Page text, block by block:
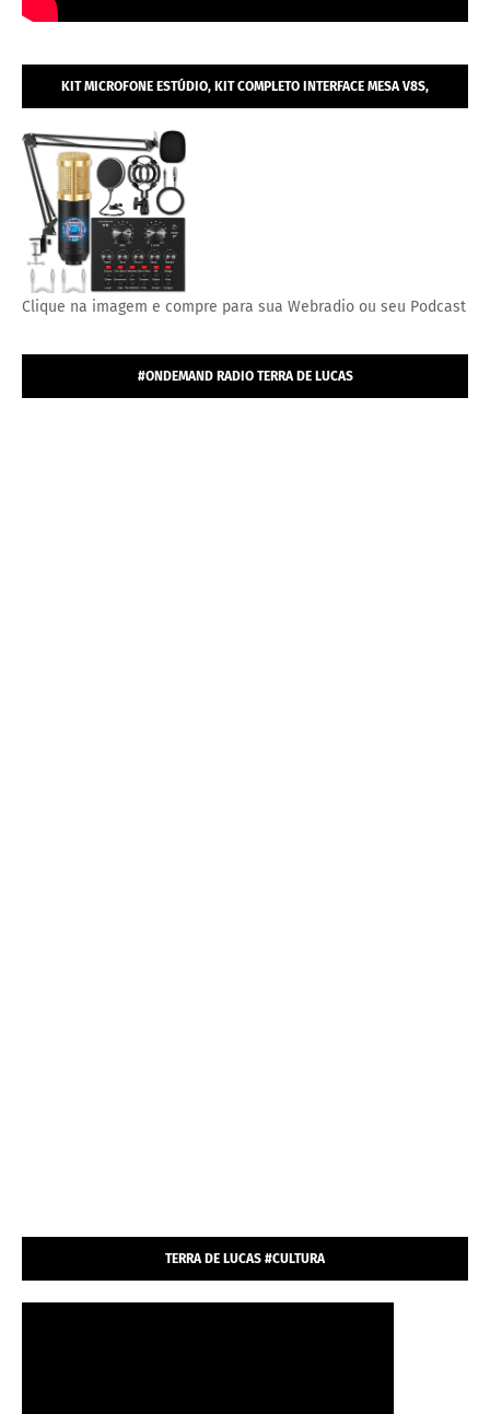
KIT MICROFONE ESTÚDIO, KIT COMPLETO INTERFACE MESA V8S,
MICROFONE ESTÚDIO PROFISSIONAL CONDENSADOR.
Clique na imagem e compre para sua Webradio ou seu Podcast
#ONDEMAND RADIO TERRA DE LUCAS
TERRA DE LUCAS #CULTURA